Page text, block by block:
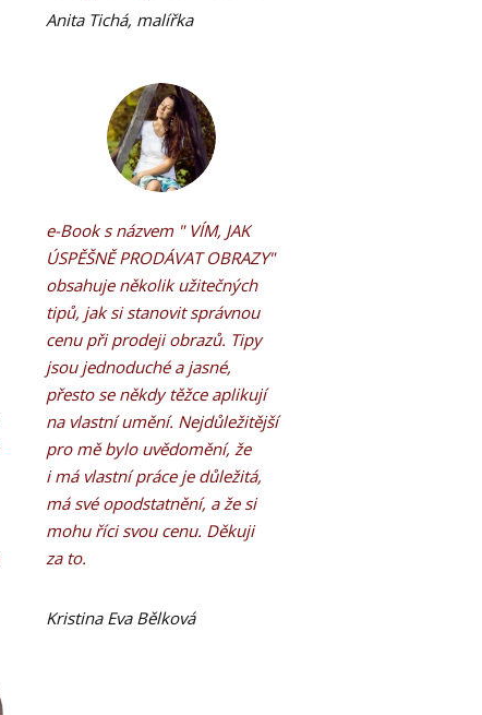
Anita Tichá, malířka
e-Book s názvem " VÍM, JAK
ÚSPĚŠNĚ PRODÁVAT OBRAZY"
obsahuje několik užitečných
tipů, jak si stanovit správnou
cenu připrodeji obrazů. Tipy
jsou jednoduché a jasné,
přesto se někdy těžce aplikují
na vlastníumění. Nejdůležitější
pro mě bylo uvědomění, že
i má vlastní práce je důležitá,
má své opodstatnění, a že si
mohu říci svou cenu. Děkuji
za to.
Kristina Eva Bělková